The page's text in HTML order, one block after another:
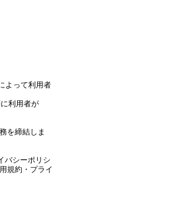
よって利用者
利用者が
を締結しま
バシーポリシ
規約・プライ